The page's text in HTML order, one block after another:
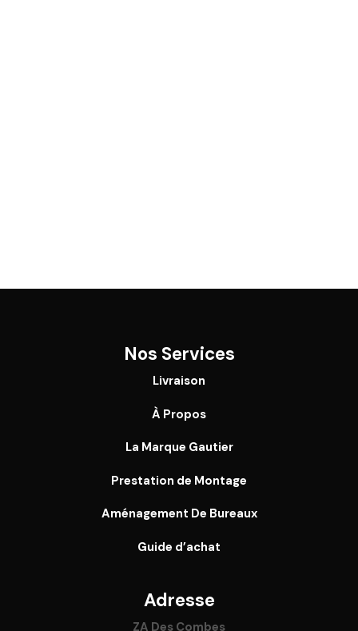
Nos Services
Livraison
À Propos
La Marque Gautier
Prestation de Montage
Aménagement De Bureaux
Guide d’achat
Adresse
ZA Des Combes